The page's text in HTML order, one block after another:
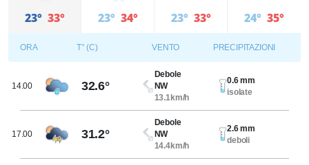
23° 33° 23° 34° 23° 33° 24° 35°
ORA T° (C) VENTO PRECIPITAZIONI
14.00 32.6°
Debole
NW
13.1km/h
0.6 mm
isolate
17.00 31.2°
Debole
NW
14.4km/h
2.6 mm
deboli